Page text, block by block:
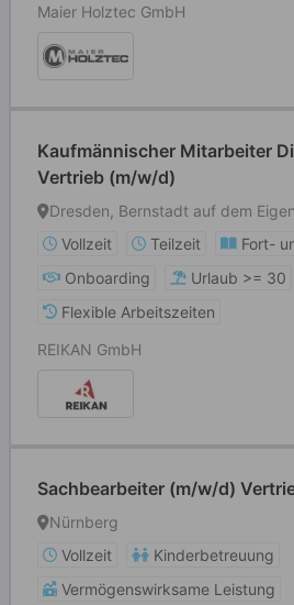
Maier Holztec GmbH
Kaufmännischer Mitarbeiter
Vertrieb (m/w/d)
Dresden, Bernstadt auf dem Eigen
Vollzeit
Teilzeit
Fort-
Onboarding
Urlaub >= 30
Flexible Arbeitszeiten
REIKAN GmbH
Sachbearbeiter (m/w/d)
Nürnberg
Vollzeit
Kinderbetreuung
Vermögenswirksame Leistung